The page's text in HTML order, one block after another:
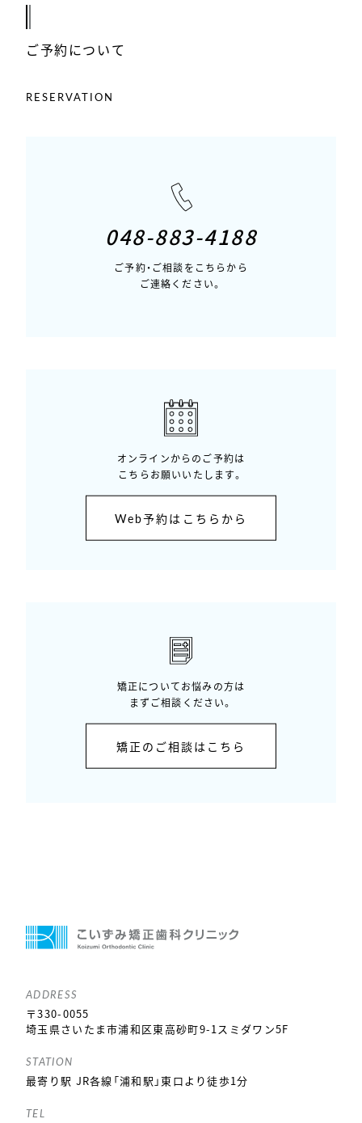
ご予約について
RESERVATION
048-883-4188
ご予約・ご相談をこちらから
ご連絡ください。
オンラインからのご予約は
こちらお願いいたします。
Web予約はこちらから
矯正についてお悩みの方は
まずご相談ください。
矯正のご相談はこちら
ADDRESS
〒330-0055
埼玉県さいたま市浦和区東高砂町9-1スミダワン5F
STATION
最寄り駅 JR各線「浦和駅」東口より徒歩1分
TEL